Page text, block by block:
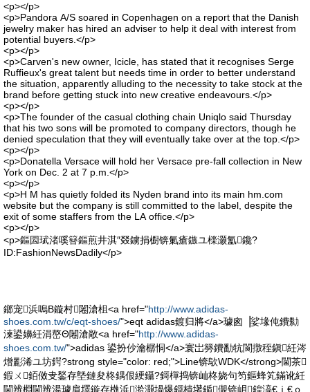
<p></p>
<p>Pandora A/S soared in Copenhagen on a report that the Danish
jewelry maker has hired an adviser to help it deal with interest from
potential buyers.</p>
<p></p>
<p>Carven's new owner, Icicle, has stated that it recognises Serge
Ruffieux's great talent but needs time in order to better understand
the situation, apparently alluding to the necessity to take stock at the
brand before getting stuck into new creative endeavours.</p>
<p></p>
<p>The founder of the casual clothing chain Uniqlo said Thursday
that his two sons will be promoted to company directors, though he
denied speculation that they will eventually take over at the top.</p>
<p></p>
<p>Donatella Versace will hold her Versace pre-fall collection in New
York on Dec. 2 at 7 p.m.</p>
<p></p>
<p>H M has quietly folded its Nyden brand into its main hm.com
website but the company is still committed to the label, despite the
exit of some staffers from the LA office.</p>
<p></p>
<p>鏂囩珷渚嗘簮鏂煎井淇″叕鐪捐櫉锛氭瘡鏃ユ檪灏氳鑱?
ID:FashionNewsDadily</p>
鎯宠浜嗚В鏇村闂滄柤<a href="http://www.adidas-
shoes.com.tw/c/eqt-shoes/">eqt adidas鍍归將</a>璩囪▕娑堟伅鐨勬
湅鍙嬶紝涓嶅Θ闂滄敞<a href="http://www.adidas-
shoes.com.tw/">adidas 鍙扮仯瀹樼恫</a>寰岀簩鐨勫牨閬撴秷鎭紝涔
熷彲浠ユ坊鍔?strong style="color: red;">Line锛歍WDK</strong>閫茶
鍜ㄨ銆傚叏鍫存墍鏈夋柊鍝佷綆鑷?鎶樿捣锛屾柊娆句笉鏂蜂笂鏋讹紝
閫辨棩閫辨湯璩肩墿鏇存槸浜湁灏堝爆鎶樻墸鍎儬锛岄鍠滈€ｉ€ｏ